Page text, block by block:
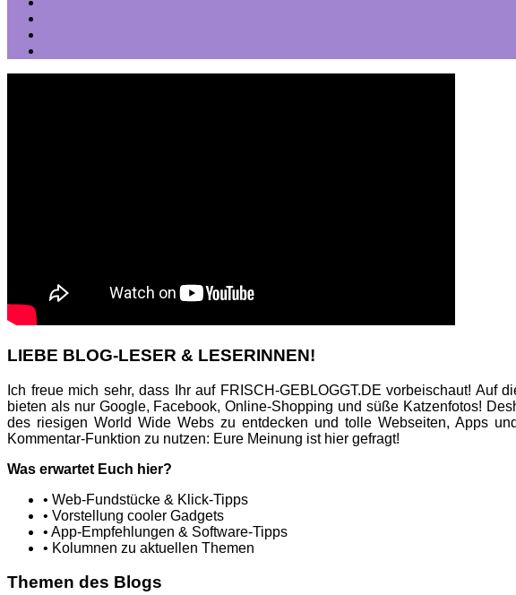
LIEBE BLOG-LESER & LESERINNEN!
Ich freue mich sehr, dass Ihr auf FRISCH-GEBLOGGT.DE vorbeischaut! Auf
bieten als nur Google, Facebook, Online-Shopping und süße Katzenfotos!
des riesigen World Wide Webs zu entdecken und tolle Webseiten, Apps
Kommentar-Funktion zu nutzen: Eure Meinung ist hier gefragt!
Was erwartet Euch hier?
• Web-Fundstücke & Klick-Tipps
• Vorstellung cooler Gadgets
• App-Empfehlungen & Software-Tipps
• Kolumnen zu aktuellen Themen
Themen des Blogs